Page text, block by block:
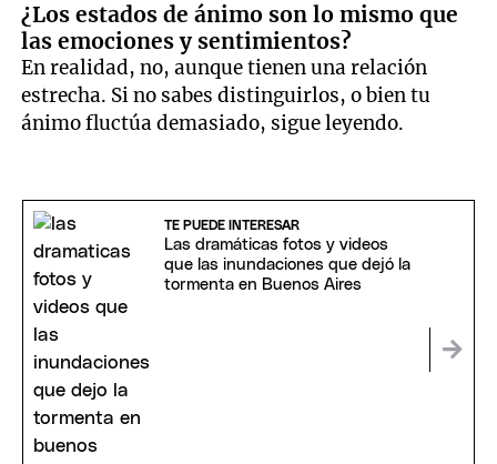
¿Los estados de ánimo son lo mismo que
las emociones y sentimientos?
En realidad, no, aunque tienen una relación
estrecha. Si no sabes distinguirlos, o bien tu
ánimo fluctúa demasiado, sigue leyendo.
TE PUEDE INTERESAR
Las dramáticas fotos y videos
que las inundaciones que dejó la
tormenta en Buenos Aires